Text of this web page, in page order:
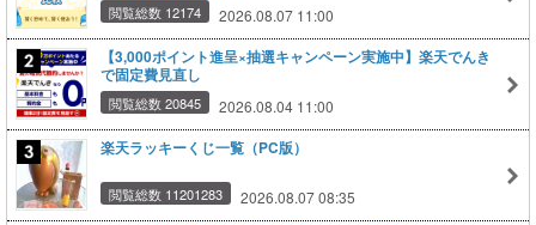
閲覧総数 12174 2026.08.07 11:00
【3,000ポイント進呈×抽選キャンペーン実施中】楽天でんき
で固定費見直し
閲覧総数 20845 2026.08.04 11:00
楽天ラッキーくじ一覧（PC版）
閲覧総数 11201283 2026.08.07 08:35